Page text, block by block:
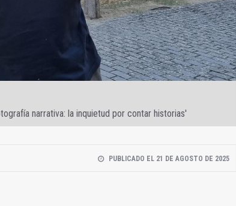
narrativa: la inquietud por contar historias'
PUBLICADO EL 21 DE AGOSTO DE 2025